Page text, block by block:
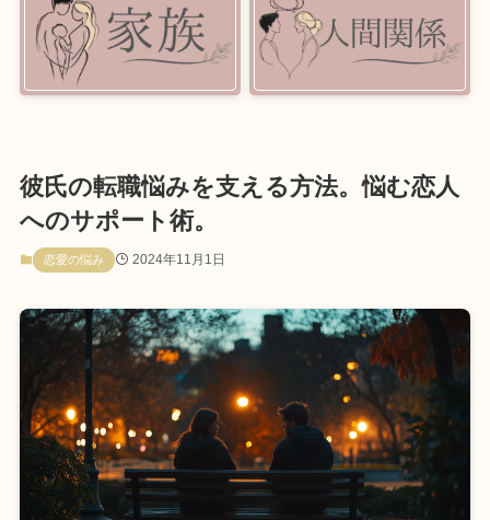
彼氏の転職悩みを支える方法。悩む恋人
へのサポート術。
恋愛の悩み 2024年11月1日